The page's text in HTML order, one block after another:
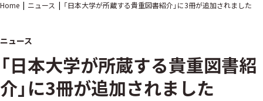
Home ニュース 「日本大学が所蔵する貴重図書紹介」に3冊が追加されました
ニュース
「日本大学が所蔵する貴重図書紹
介」に3冊が追加されました